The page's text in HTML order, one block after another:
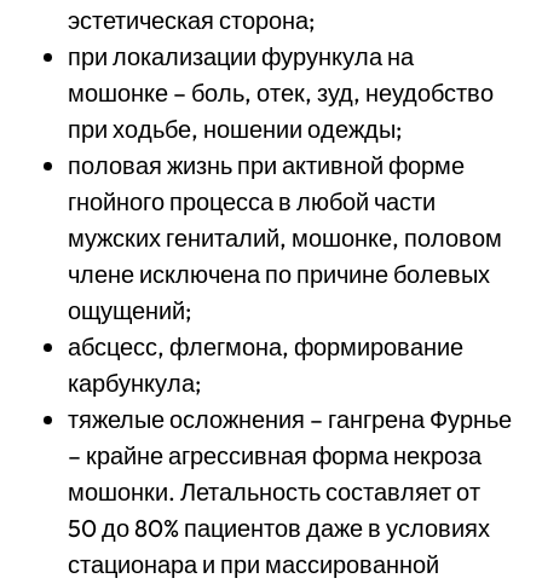
эстетическая сторона;
при локализации фурункула на
мошонке – боль, отек, зуд, неудобство
при ходьбе, ношении одежды;
половая жизнь при активной форме
гнойного процесса в любой части
мужских гениталий, мошонке, половом
члене исключена по причине болевых
ощущений;
абсцесс, флегмона, формирование
карбункула;
тяжелые осложнения – гангрена Фурнье
– крайне агрессивная форма некроза
мошонки. Летальность составляет от
50 до 80% пациентов даже в условиях
стационара и при массированной